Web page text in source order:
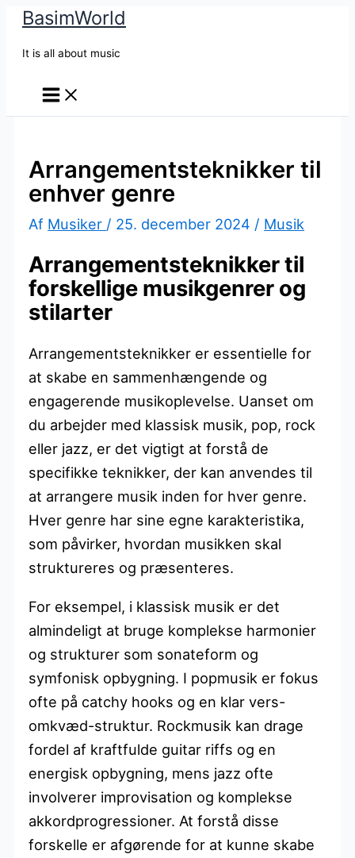
BasimWorld
It is all about music
Arrangementsteknikker til
enhver genre
Af Musiker / 25. december 2024 / Musik
Arrangementsteknikker til
forskellige musikgenrer og
stilarter
Arrangementsteknikker er essentielle for
at skabe en sammenhængende og
engagerende musikoplevelse. Uanset om
du arbejder med klassisk musik, pop, rock
eller jazz, er det vigtigt at forstå de
specifikke teknikker, der kan anvendes til
at arrangere musik inden for hver genre.
Hver genre har sine egne karakteristika,
som påvirker, hvordan musikken skal
struktureres og præsenteres.
For eksempel, i klassisk musik er det
almindeligt at bruge komplekse harmonier
og strukturer som sonateform og
symfonisk opbygning. I popmusik er fokus
ofte på catchy hooks og en klar vers-
omkvæd-struktur. Rockmusik kan drage
fordel af kraftfulde guitar riffs og en
energisk opbygning, mens jazz ofte
involverer improvisation og komplekse
akkordprogressioner. At forstå disse
forskelle er afgørende for at kunne skabe